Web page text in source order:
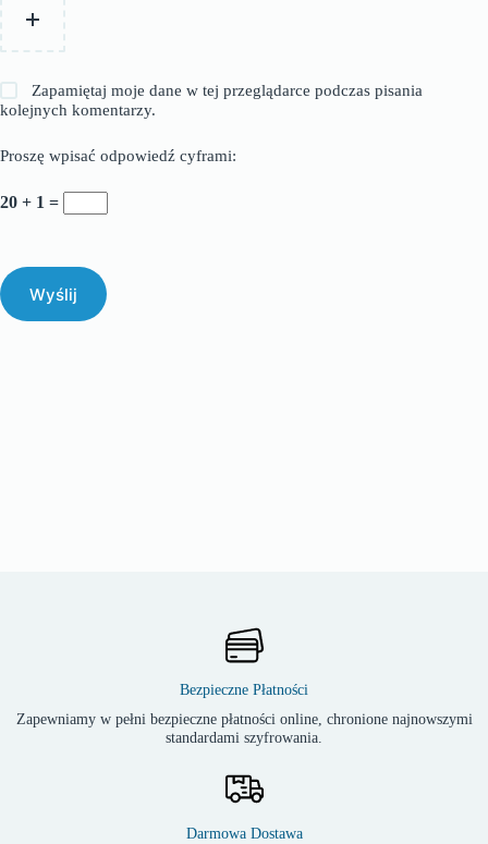
Zapamiętaj moje dane w tej przeglądarce podczas pisania
kolejnych komentarzy.
Proszę wpisać odpowiedź cyframi:
20 + 1 =
Wyślij
Bezpieczne Płatności
Zapewniamy w pełni bezpieczne płatności online, chronione najnowszymi
standardami szyfrowania.
Darmowa Dostawa